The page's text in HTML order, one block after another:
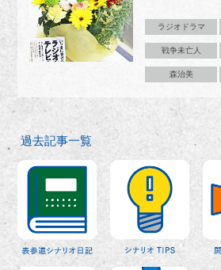
ラジオドラマ
戦争未亡人
森治美
過去記事一覧